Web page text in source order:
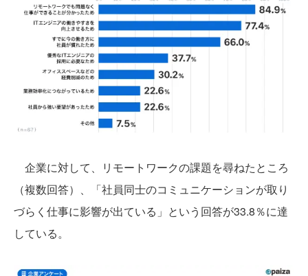
企業に対して、リモートワークの課題を尋ねたところ
（複数回答）、「社員同士のコミュニケーションが取り
づらく仕事に影響が出ている」という回答が33.8％に達
している。